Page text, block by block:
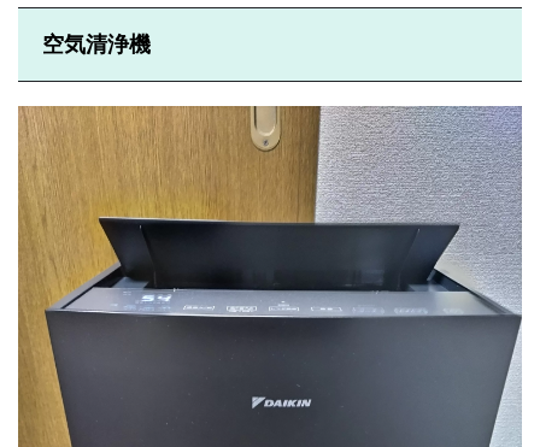
空気清浄機